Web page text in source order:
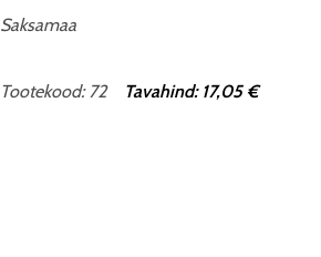
Saksamaa
Tootekood: 72 Tavahind: 17,05 €